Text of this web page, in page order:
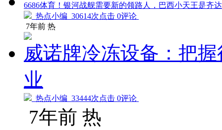
6686体育！银河战舰需要新的领路人，巴西小天王是齐
热点小编 30614次点击 0评论
7年前 热
威诺牌冷冻设备：把
业
热点小编 33444次点击 0评论
7年前 热